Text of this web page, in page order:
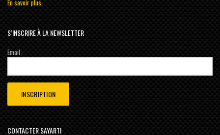
En savoir plus
S’INSCRIRE À LA NEWSLETTER
Email
CONTACTER SAYARTI